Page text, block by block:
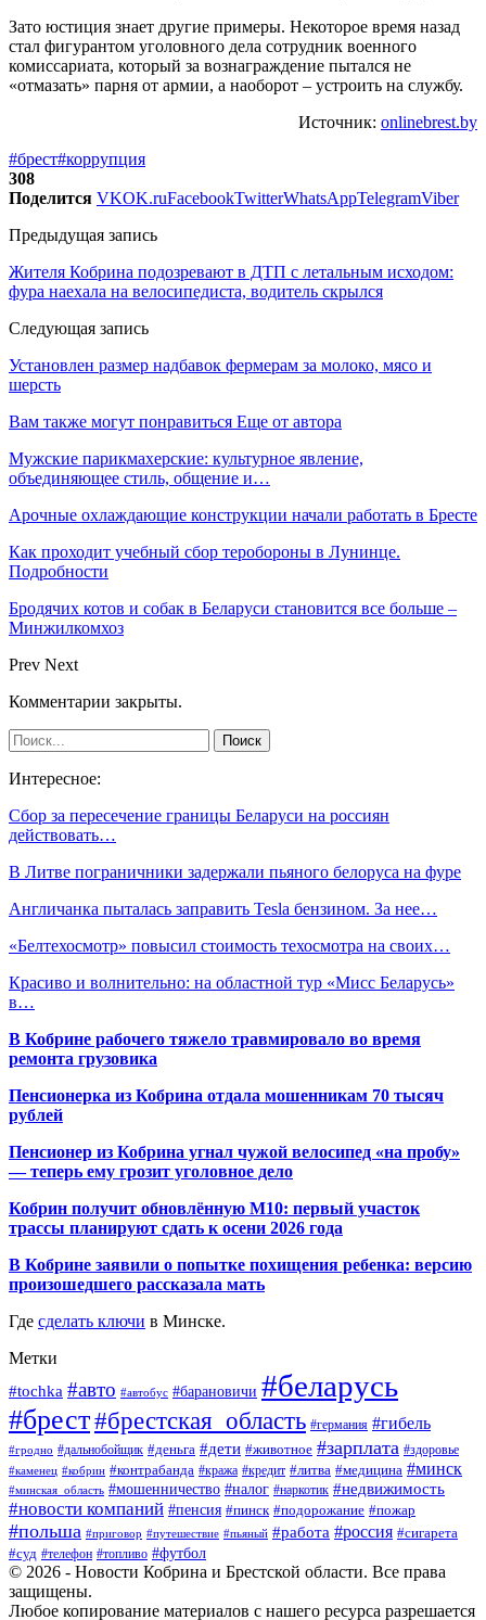
Зато юстиция знает другие примеры. Некоторое время назад
стал фигурантом уголовного дела сотрудник военного
комиссариата, который за вознаграждение пытался не
«отмазать» парня от армии, а наоборот – устроить на службу.
Источник: onlinebrest.by
#брест#коррупция
308
Поделится VKOK.ruFacebookTwitterWhatsAppTelegramViber
Предыдущая запись
Жителя Кобрина подозревают в ДТП с летальным исходом:
фура наехала на велосипедиста, водитель скрылся
Следующая запись
Установлен размер надбавок фермерам за молоко, мясо и
шерсть
Вам также могут понравиться Еще от автора
Мужские парикмахерские: культурное явление,
объединяющее стиль, общение и…
Арочные охлаждающие конструкции начали работать в Бресте
Как проходит учебный сбор теробороны в Лунинце.
Подробности
Бродячих котов и собак в Беларуси становится все больше –
Минжилкомхоз
Prev Next
Комментарии закрыты.
Интересное:
Сбор за пересечение границы Беларуси на россиян
действовать…
В Литве пограничники задержали пьяного белоруса на фуре
Англичанка пыталась заправить Tesla бензином. За нее…
«Белтехосмотр» повысил стоимость техосмотра на своих…
Красиво и волнительно: на областной тур «Мисс Беларусь»
в…
В Кобрине рабочего тяжело травмировало во время
ремонта грузовика
Пенсионерка из Кобрина отдала мошенникам 70 тысяч
рублей
Пенсионер из Кобрина угнал чужой велосипед «на пробу»
— теперь ему грозит уголовное дело
Кобрин получит обновлённую М10: первый участок
трассы планируют сдать к осени 2026 года
В Кобрине заявили о попытке похищения ребенка: версию
произошедшего рассказала мать
Где сделать ключи в Минске.
Метки
#tochka #авто #автобус #барановичи #беларусь
#брест#брестская_область #германия #гибель
#гродно #дальнобойщик #деньга #дети #животное #зарплата #здоровье
#каменец #кобрин #контрабанда #кража #кредит #литва #медицина #минск
#минская_область #мошенничество #налог #наркотик #недвижимость
#новости компаний #пенсия #пинск #подорожание #пожар
#польша #приговор #путешествие #пьяный #работа #россия #сигарета
#суд #телефон #топливо #футбол
© 2026 - Новости Кобрина и Брестской области. Все права
защищены.
Любое копирование материалов с нашего ресурса разрешается